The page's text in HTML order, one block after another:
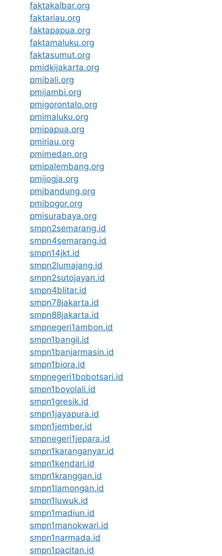
faktakalbar.org
faktariau.org
faktapapua.org
faktamaluku.org
faktasumut.org
pmidkijakarta.org
pmibali.org
pmijambi.org
pmigorontalo.org
pmimaluku.org
pmipapua.org
pmiriau.org
pmimedan.org
pmipalembang.org
pmijogja.org
pmibandung.org
pmibogor.org
pmisurabaya.org
smpn2semarang.id
smpn4semarang.id
smpn14jkt.id
smpn2lumajang.id
smpn2sutojayan.id
smpn4blitar.id
smpn78jakarta.id
smpn88jakarta.id
smpnegeri1ambon.id
smpn1bangil.id
smpn1banjarmasin.id
smpn1biora.id
smpnegeri1bobotsari.id
smpn1boyolali.id
smpn1gresik.id
smpn1jayapura.id
smpn1jember.id
smpnegeri1jepara.id
smpn1karanganyar.id
smpn1kendari.id
smpn1kranggan.id
smpn1lamongan.id
smpn1luwuk.id
smpn1madiun.id
smpn1manokwari.id
smpn1narmada.id
smpn1pacitan.id